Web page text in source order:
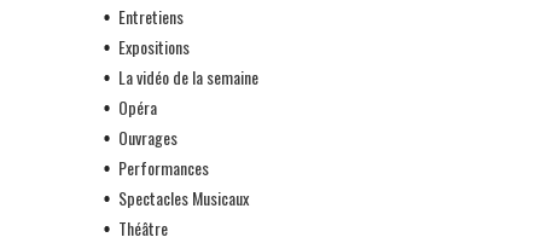
Entretiens
Expositions
La vidéo de la semaine
Opéra
Ouvrages
Performances
Spectacles Musicaux
Théâtre